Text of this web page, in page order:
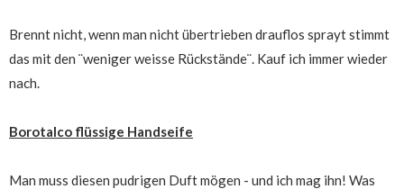
Brennt nicht, wenn man nicht übertrieben drauflos sprayt stimmt
das mit den ¨weniger weisse Rückstände¨. Kauf ich immer wieder
nach.
Borotalco flüssige Handseife
Man muss diesen pudrigen Duft mögen - und ich mag ihn! Was